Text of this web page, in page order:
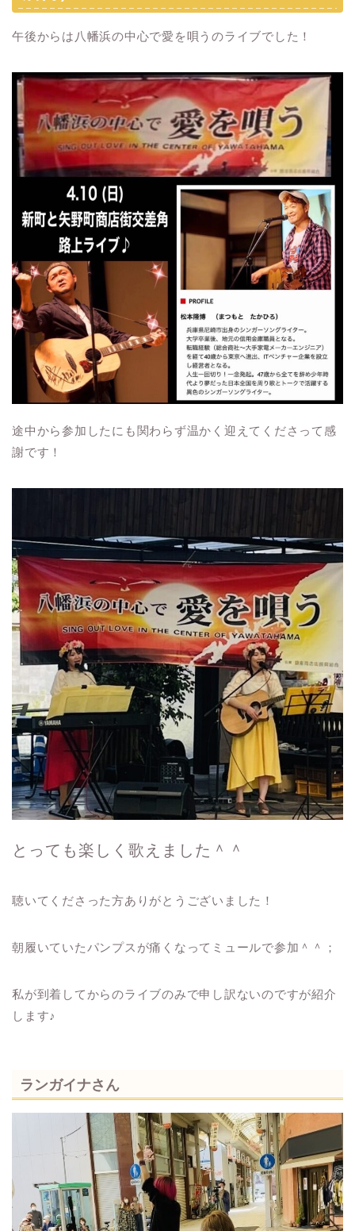
午後からは八幡浜の中心で愛を唄うのライブでした！
途中から参加したにも関わらず温かく迎えてくださって感
謝です！
とっても楽しく歌えました＾＾
聴いてくださった方ありがとうございました！
朝履いていたパンプスが痛くなってミュールで参加＾＾；
私が到着してからのライブのみで申し訳ないのですが紹介
します♪
ランガイナさん